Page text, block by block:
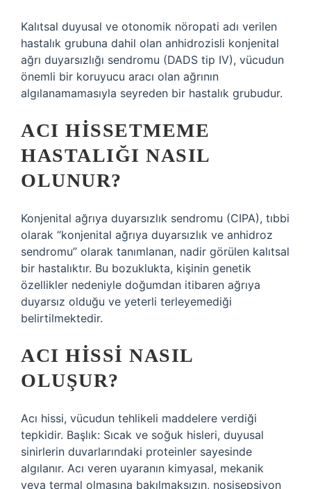
Kalıtsal duyusal ve otonomik nöropati adı verilen
hastalık grubuna dahil olan anhidrozisli konjenital
ağrı duyarsızlığı sendromu (DADS tip IV), vücudun
önemli bir koruyucu aracı olan ağrının
algılanamamasıyla seyreden bir hastalık grubudur.
ACI HISSETMEME
HASTALIĞI NASIL
OLUNUR?
Konjenital ağrıya duyarsızlık sendromu (CIPA), tıbbi
olarak “konjenital ağrıya duyarsızlık ve anhidroz
sendromu” olarak tanımlanan, nadir görülen kalıtsal
bir hastalıktır. Bu bozuklukta, kişinin genetik
özellikler nedeniyle doğumdan itibaren ağrıya
duyarsız olduğu ve yeterli terleyemediği
belirtilmektedir.
ACI HISSI NASIL
OLUŞUR?
Acı hissi, vücudun tehlikeli maddelere verdiği
tepkidir. Başlık: Sıcak ve soğuk hisleri, duyusal
sinirlerin duvarlarındaki proteinler sayesinde
algılanır. Acı veren uyaranın kimyasal, mekanik
veya termal olmasına bakılmaksızın, nosisepsiyon